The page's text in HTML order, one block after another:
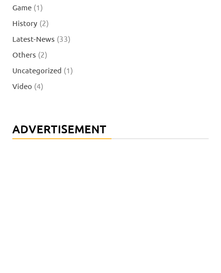
Game (1)
History (2)
Latest-News (33)
Others (2)
Uncategorized (1)
Video (4)
ADVERTISEMENT